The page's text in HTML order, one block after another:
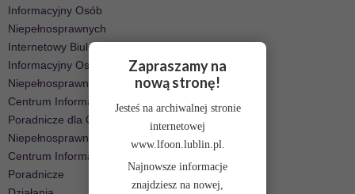
Informacyjny Osób
Niepełnosprawnych
Internetowy Biuletyn
Informacyjny Osób
Niepełnosprawnych
Centrum Informacyjno-
Poradnicze dla Osób
Niepełnosprawnych
Centrum Informacyjno-
Poradnicze
Zapraszamy na
nową stronę!
Jesteś na archiwalnej stronie
internetowej
www.lfoon.lublin.pl.
Najnowsze informacje
znajdziesz na nowej,